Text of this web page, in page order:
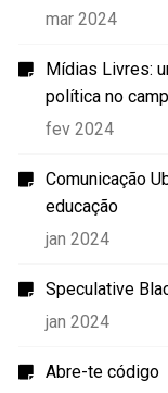
mar 2024
Mídias Livres:
política no
fev 2024
Comunicação
educação
jan 2024
Speculative
jan 2024
Abre-te código